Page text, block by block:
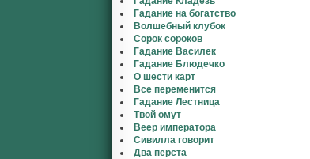
Гадание на богатство
Волшебный клубок
Сорок сороков
Гадание Василек
Гадание Блюдечко
О шести карт
Все переменится
Гадание Лестница
Твой омут
Веер императора
Сивилла говорит
Два перста